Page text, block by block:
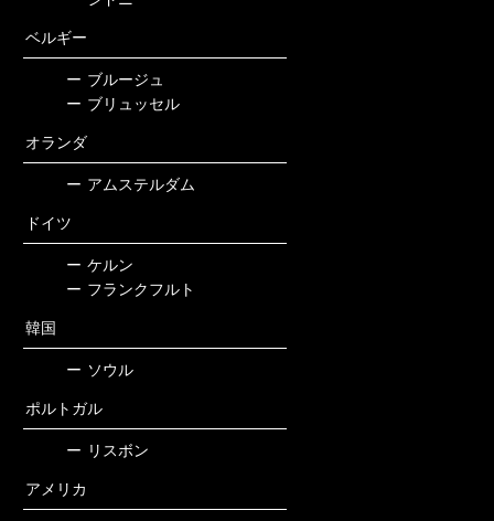
ベルギー
ー ブルージュ
ー ブリュッセル
オランダ
ー アムステルダム
ドイツ
ー ケルン
ー フランクフルト
韓国
ー ソウル
ポルトガル
ー リスボン
アメリカ